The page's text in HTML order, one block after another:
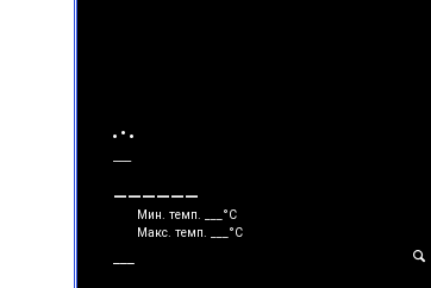
Мин. темп.
°С
Макс. темп.
°С